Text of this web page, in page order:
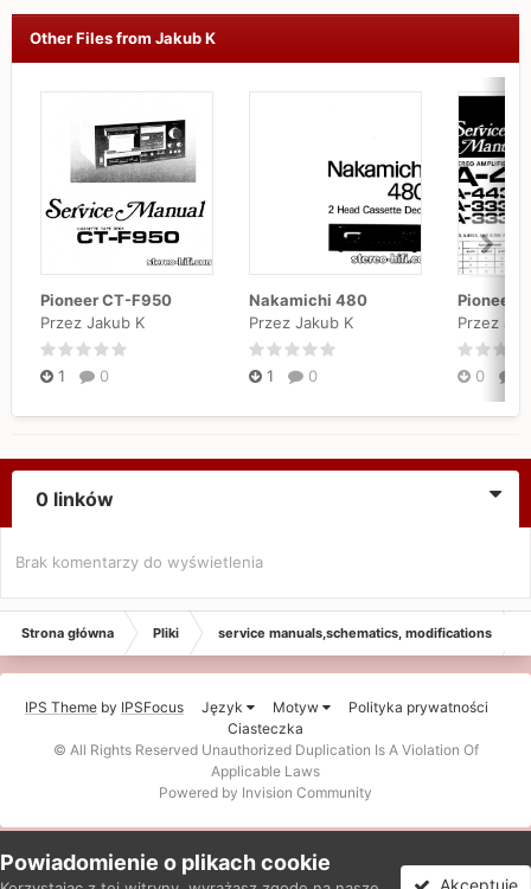
Other Files from Jakub K
Pioneer CT-F950
Przez Jakub K
1 0
Nakamichi 480
Przez Jakub K
1 0
Pioneer
Przez
0
0 linków
Brak komentarzy do wyświetlenia
Strona główna Pliki service manuals,schematics, modifications
IPS Theme by IPSFocus Język Motyw
Polityka prywatności
Ciasteczka
© All Rights Reserved Unauthorized Duplication Is A Violation Of
Applicable Laws
Powered by Invision Community
Powiadomienie o plikach cookie
Akceptuję